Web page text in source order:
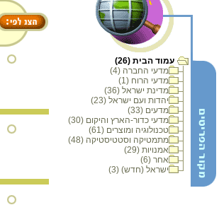
עמוד הבית (26)
מדעי החברה (4)
מדעי הרוח (1)
מדינת ישראל (36)
יהדות ועם ישראל (23)
מדעים (33)
מדעי כדור-הארץ והיקום (30)
טכנולוגיה ומוצרים (61)
מתמטיקה וסטטיסטיקה (48)
אמנויות (29)
אחר (6)
ישראל (חדש) (3)